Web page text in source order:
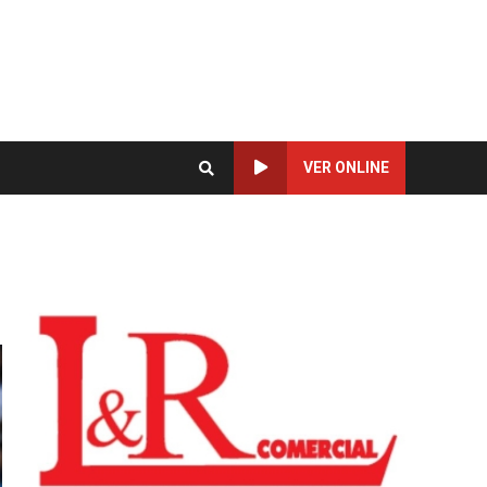
VER ONLINE